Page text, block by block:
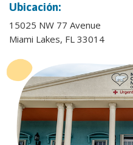
Ubicación:
15025 NW 77 Avenue
Miami Lakes, FL 33014